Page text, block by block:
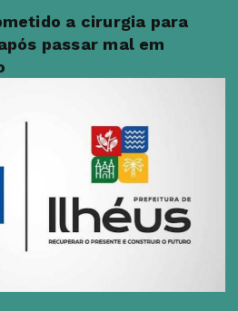
a cirurgia para
passar mal em